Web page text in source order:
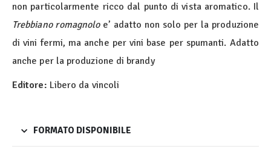
non particolarmente ricco dal punto di vista aromatico. Il
Trebbiano romagnoloe’ adatto non solo per la produzione
di vini fermi, ma anche per vini base per spumanti. Adatto
anche per la produzione di brandy
Editore: Libero da vincoli
FORMATO DISPONIBILE